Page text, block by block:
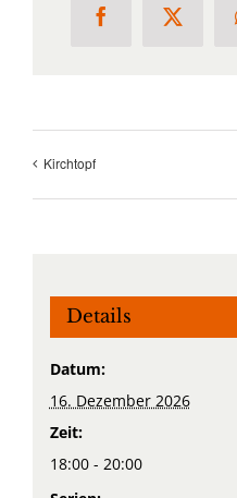
FacebookX
Kirchtopf
Details
Datum:
16. Dezember 2026
Zeit:
18:00 - 20:00